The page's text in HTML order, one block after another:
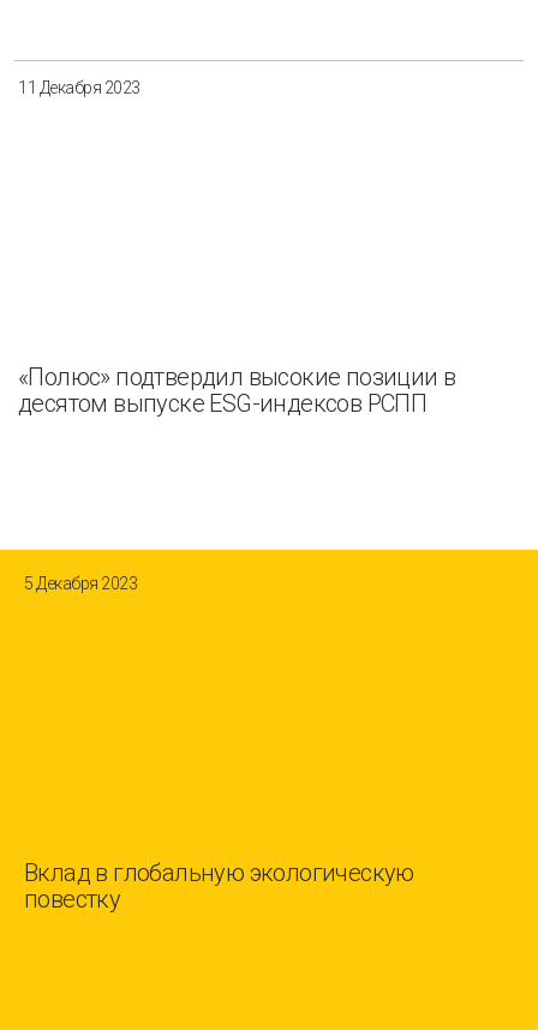
11 Декабря 2023
«Полюс» подтвердил высокие позиции в
десятом выпуске ESG-индексов РСПП
5 Декабря 2023
Вклад в глобальную экологическую
повестку